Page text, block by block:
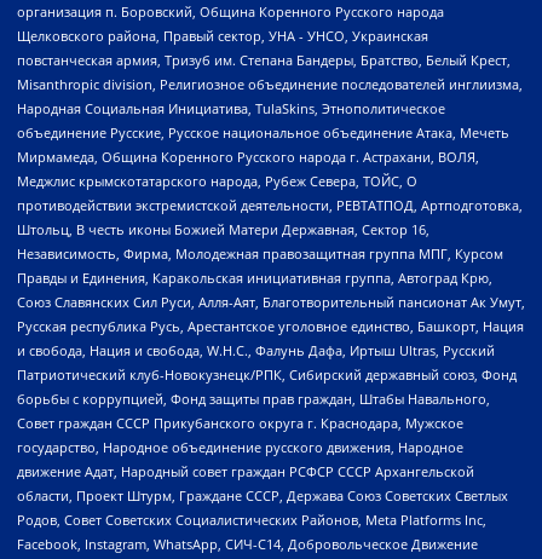
организация п. Боровский, Община Коренного Русского народа
Щелковского района, Правый сектор, УНА - УНСО, Украинская
повстанческая армия, Тризуб им. Степана Бандеры, Братство, Белый Крест,
Misanthropic division, Религиозное объединение последователей инглиизма,
Народная Социальная Инициатива, TulaSkins, Этнополитическое
объединение Русские, Русское национальное объединение Атака, Мечеть
Мирмамеда, Община Коренного Русского народа г. Астрахани, ВОЛЯ,
Меджлис крымскотатарского народа, Рубеж Севера, ТОЙС, О
противодействии экстремистской деятельности, РЕВТАТПОД, Артподготовка,
Штольц, В честь иконы Божией Матери Державная, Сектор 16,
Независимость, Фирма, Молодежная правозащитная группа МПГ, Курсом
Правды и Единения, Каракольская инициативная группа, Автоград Крю,
Союз Славянских Сил Руси, Алля-Аят, Благотворительный пансионат Ак Умут,
Русская республика Русь, Арестантское уголовное единство, Башкорт, Нация
и свобода, Нация и свобода, W.H.С., Фалунь Дафа, Иртыш Ultras, Русский
Патриотический клуб-Новокузнецк/РПК, Сибирский державный союз, Фонд
борьбы с коррупцией, Фонд защиты прав граждан, Штабы Навального,
Совет граждан СССР Прикубанского округа г. Краснодара, Мужское
государство, Народное объединение русского движения, Народное
движение Адат, Народный совет граждан РСФСР СССР Архангельской
области, Проект Штурм, Граждане СССР, Держава Союз Советских Светлых
Родов, Совет Советских Социалистических Районов, Meta Platforms Inc,
Facebook, Instagram, WhatsApp, СИЧ-С14, Добровольческое Движение